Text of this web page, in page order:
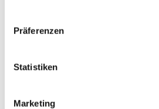
Präferenzen
Statistiken
Marketing